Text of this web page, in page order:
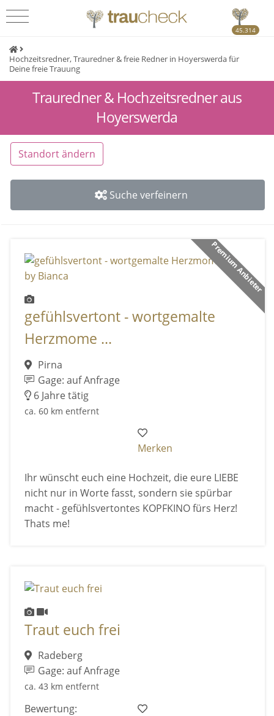
45.314
Hochzeitsredner, Trauredner & freie Redner in Hoyerswerda für
Deine freie Trauung
Trauredner & Hochzeitsredner aus
Hoyerswerda
Standort ändern
Suche verfeinern
Premium Anbieter
gefühlsvertont - wortgemalte
Herzmome ...
Pirna
Gage: auf Anfrage
6 Jahre tätig
ca. 60 km entfernt
Merken
Ihr wünscht euch eine Hochzeit, die eure LIEBE
nicht nur in Worte fasst, sondern sie spürbar
macht - gefühlsvertontes KOPFKINO fürs Herz!
Thats me!
Traut euch frei
Radeberg
Gage: auf Anfrage
ca. 43 km entfernt
Bewertung: